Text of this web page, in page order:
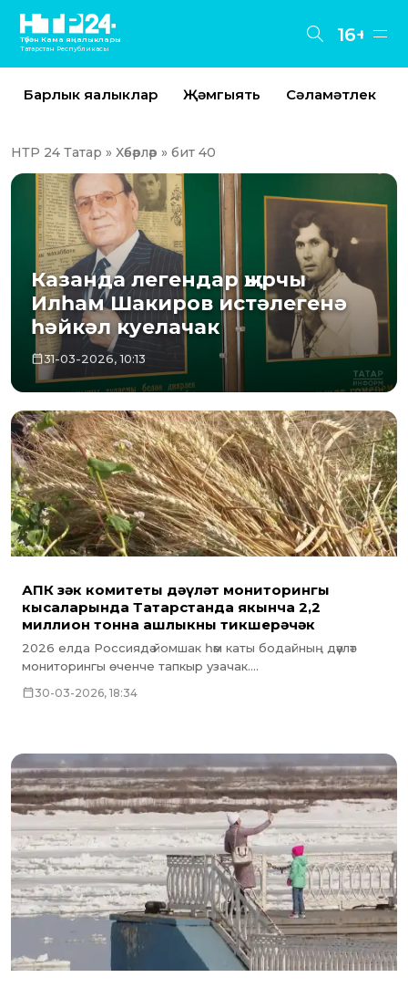
Түбән Кама яңалыклары
Татарстан Республикасы
16+
Барлык яңалыклар Җәмгыять Сәламәтлек
НТР 24 Татар » Хәбәрләр » бит 40
Казанда легендар җырчы
Илһам Шакиров истәлегенә
һәйкәл куелачак
31-03-2026, 10:13
АПК Үзәк комитеты дәүләт мониторингы
кысаларында Татарстанда якынча 2,2
миллион тонна ашлыкны тикшерәчәк
2026 елда Россиядә йомшак һәм каты бодайның дәүләт
мониторингы өченче тапкыр узачак....
30-03-2026, 18:34